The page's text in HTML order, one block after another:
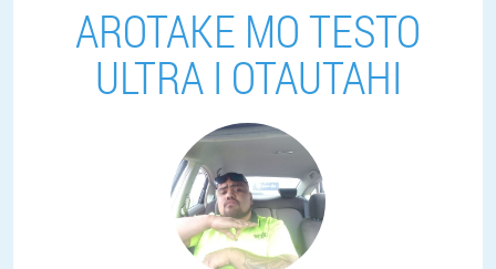
AROTAKE MO TESTO
ULTRA I OTAUTAHI